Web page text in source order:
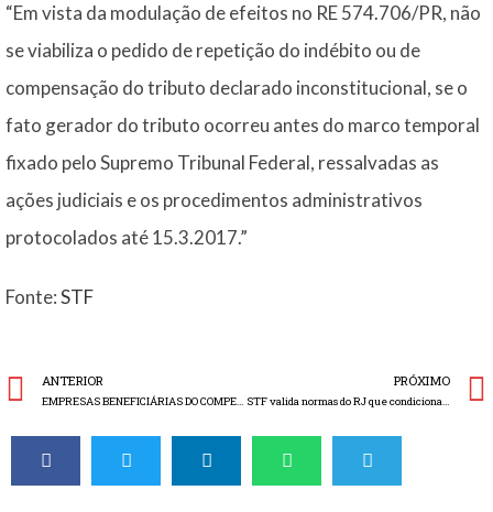
“Em vista da modulação de efeitos no RE 574.706/PR, não
se viabiliza o pedido de repetição do indébito ou de
compensação do tributo declarado inconstitucional, se o
fato gerador do tributo ocorreu antes do marco temporal
fixado pelo Supremo Tribunal Federal, ressalvadas as
ações judiciais e os procedimentos administrativos
protocolados até 15.3.2017.”
Fonte:STF
ANTERIOR PRÓXIMO